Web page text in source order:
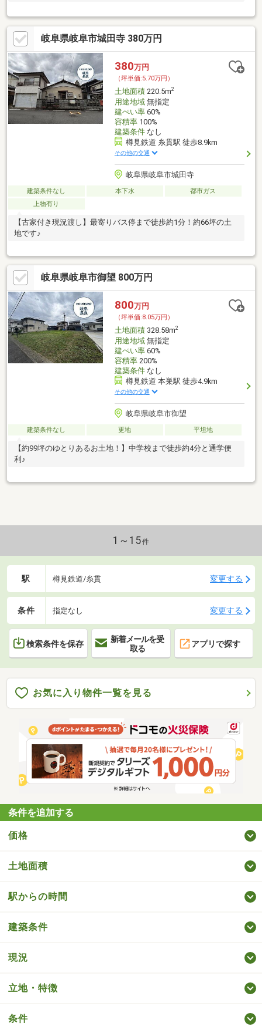
岐阜県岐阜市城田寺 380万円
380万円
（坪単価:5.70万円）
土地面積220.5m2
用途地域無指定
建ぺい率60%
容積率100%
建築条件なし
樽見鉄道 糸貫駅 徒歩8.9km
その他の交通
岐阜県岐阜市城田寺
建築条件なし 本下水
都市ガス
上物有り
【古家付き現況渡し】最寄りバス停まで徒歩約1分！約66坪の土
地です♪
岐阜県岐阜市御望 800万円
800万円
（坪単価:8.05万円）
土地面積328.58m2
用途地域無指定
建ぺい率60%
容積率200%
建築条件なし
樽見鉄道 本巣駅 徒歩4.9km
その他の交通
岐阜県岐阜市御望
建築条件なし 更地 平坦地
【約99坪のゆとりあるお土地！】中学校まで徒歩約4分と通学便
利♪
1～15件
駅 樽見鉄道/糸貫 変更する
条件 指定なし 変更する
検索条件を保存
新着メールを受
取る
アプリで探す
お気に入り物件一覧を見る
条件を追加する
価格
土地面積
駅からの時間
建築条件
現況
立地・特徴
条件